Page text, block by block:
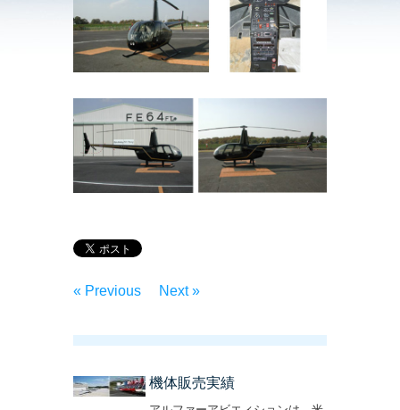
« Previous Next »
機体販売実績